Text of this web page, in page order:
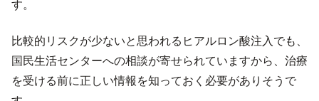
す。
比較的リスクが少ないと思われるヒアルロン酸注入でも、
国民生活センターへの相談が寄せられていますから、治療
を受ける前に正しい情報を知っておく必要がありそうで